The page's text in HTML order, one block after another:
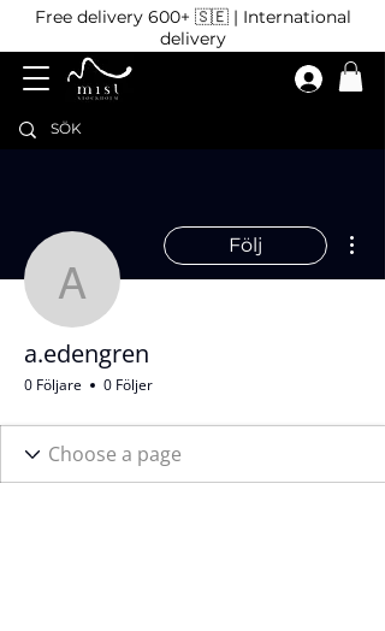
Free delivery 600+ 🇸🇪 | International
delivery
a.edengren
Följ
a.edengren
0 Följare 0 Följer